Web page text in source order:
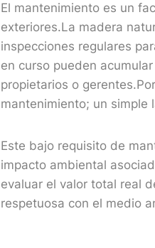
El mantenimiento es un
exteriores.La madera
inspecciones regulares
en curso pueden
propietarios o
mantenimiento; un simple
Este bajo requisito de
impacto ambiental
evaluar el valor total real
respetuosa con el medio